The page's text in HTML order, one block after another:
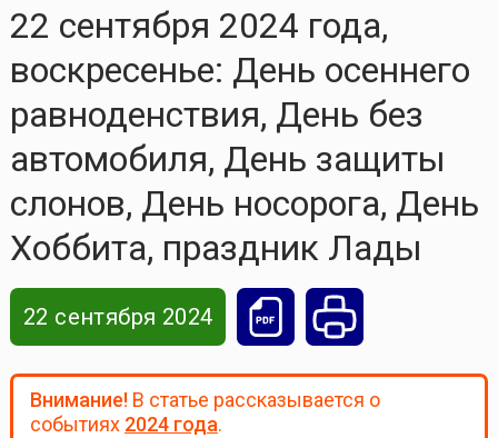
22 сентября 2024 года,
воскресенье: День осеннего
равноденствия, День без
автомобиля, День защиты
слонов, День носорога, День
Хоббита, праздник Лады
22 сентября 2024
Внимание!В статье рассказывается о
событиях 2024 года.